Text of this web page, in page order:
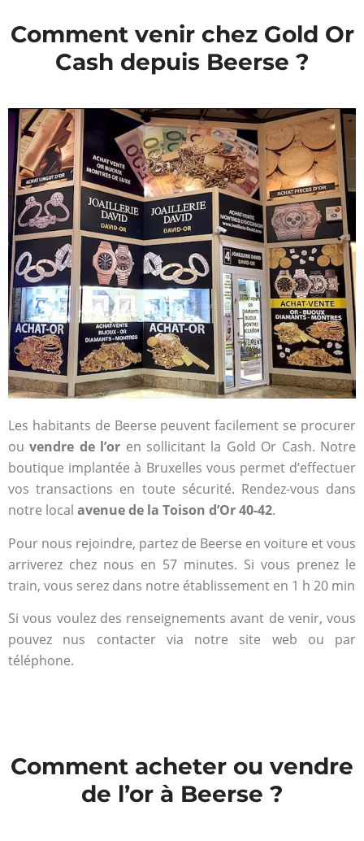
Comment venir chez Gold Or
Cash depuis Beerse ?
Les habitants de Beerse peuvent facilement se procurer
ouvendre de l’or en sollicitant la Gold Or Cash. Notre
boutique implantée à Bruxelles vous permet d’effectuer
vos transactions en toute sécurité. Rendez-vous dans
notre local avenue de la Toison d’Or 40-42.
Pour nous rejoindre, partez de Beerse en voiture et vous
arriverez chez nous en 57 minutes. Si vous prenez le
train, vous serez dans notre établissement en 1 h 20 min
Si vous voulez des renseignements avant de venir, vous
pouvez nus contacter via notre site web ou par
téléphone.
Comment acheter ou vendre
de l’or à Beerse ?